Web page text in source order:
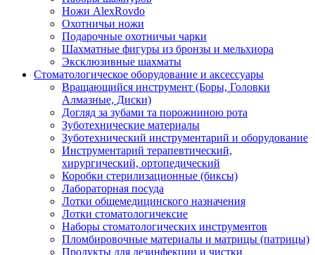
Ножи AlexRovdo
Охотничьи ножи
Подарочные охотничьи чарки
Шахматные фигуры из бронзы и мельхиора
Эксклюзивные шахматы
Стоматологическое оборудование и аксессуары
Вращающийся инструмент (Боры, Головки
Алмазные, Диски)
Догляд за зубами та порожниною рота
Зуботехнические материалы
Зуботехнический инструментарий и оборудование
Инструментарий терапевтический,
хирургический, ортопедический
Коробки стерилизационные (биксы)
Лабораторная посуда
Лотки общемедицинского назначения
Лотки стоматологичексие
Наборы стоматологических инструментов
Пломбировочные материалы и матрицы (патрицы)
Продукты для дезинфекции и чистки